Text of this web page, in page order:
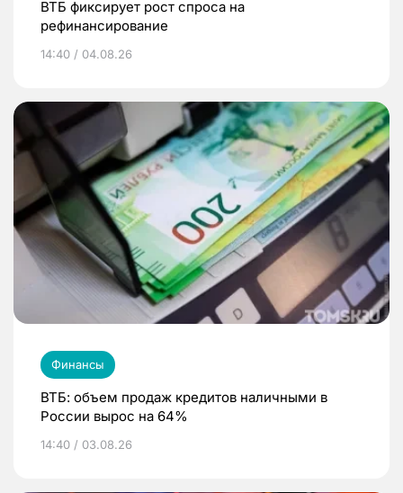
ВТБ фиксирует рост спроса на
рефинансирование
14:40 / 04.08.26
Финансы
ВТБ: объем продаж кредитов наличными в
России вырос на 64%
14:40 / 03.08.26